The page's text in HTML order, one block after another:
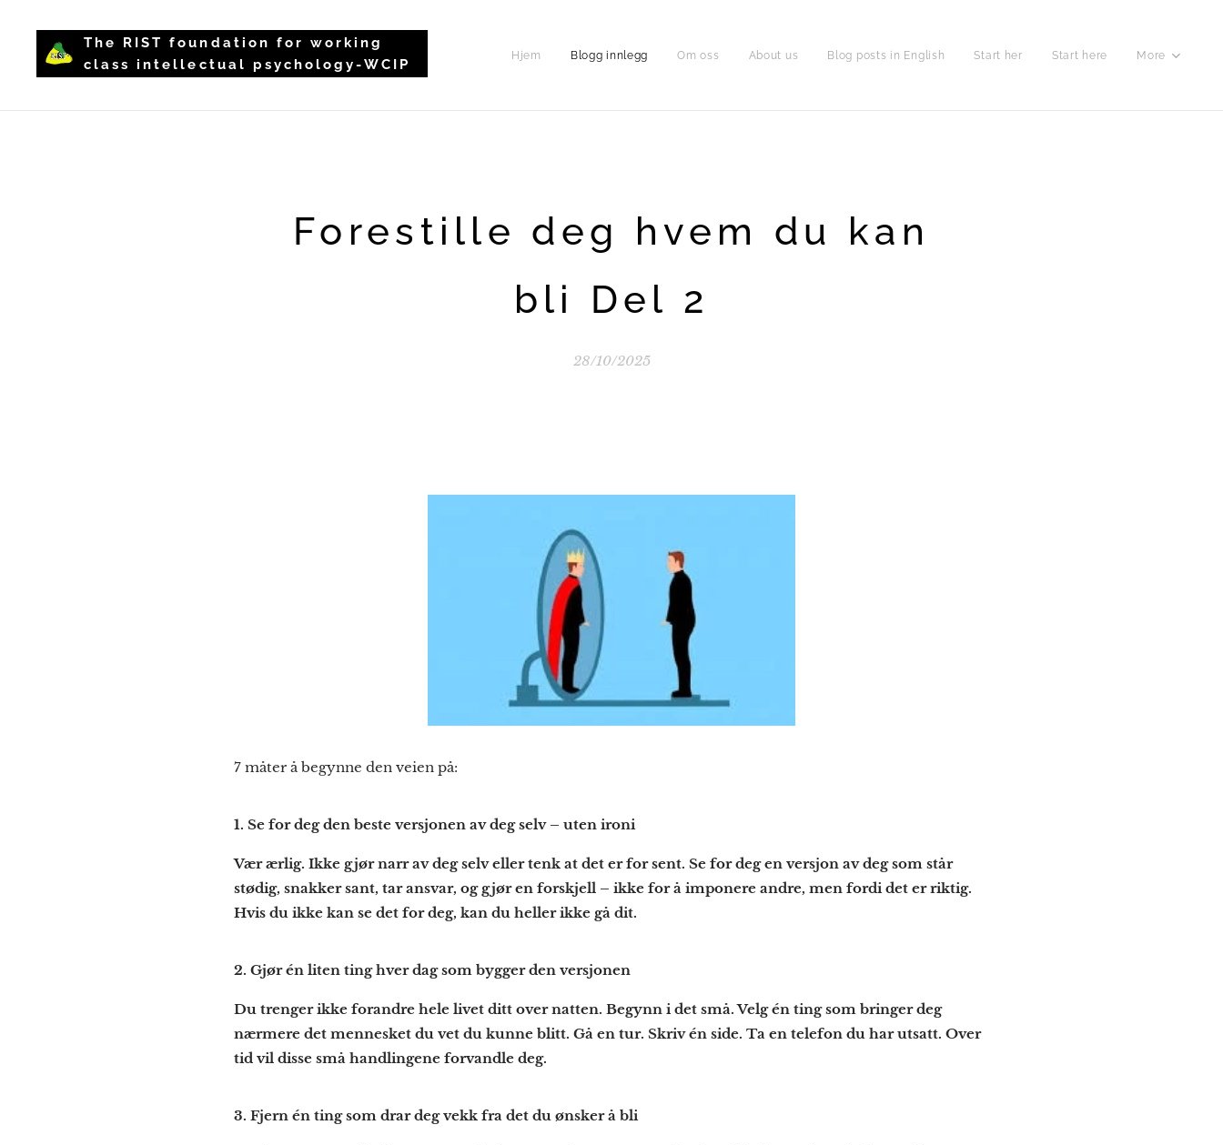
The RIST foundation for working
class intellectual psychology-WCIP
Hjem Blogg innlegg Om oss About us Blog posts in English Start her Start here More
Forestille deg hvem du kan
bli Del 2
28/10/2025
7 måter å begynne den veien på:
1. Se for deg den beste versjonen av deg selv – uten ironi
Vær ærlig. Ikke gjør narr av deg selv eller tenk at det er for sent. Se for deg en versjon av deg som står
stødig, snakker sant, tar ansvar, og gjør en forskjell – ikke for å imponere andre, men fordi det er riktig.
Hvis du ikke kan se det for deg, kan du heller ikke gå dit.
2. Gjør én liten ting hver dag som bygger den versjonen
Du trenger ikke forandre hele livet ditt over natten. Begynn i det små. Velg én ting som bringer deg
nærmere det mennesket du vet du kunne blitt. Gå en tur. Skriv én side. Ta en telefon du har utsatt. Over
tid vil disse små handlingene forvandle deg.
3. Fjern én ting som drar deg vekk fra det du ønsker å bli